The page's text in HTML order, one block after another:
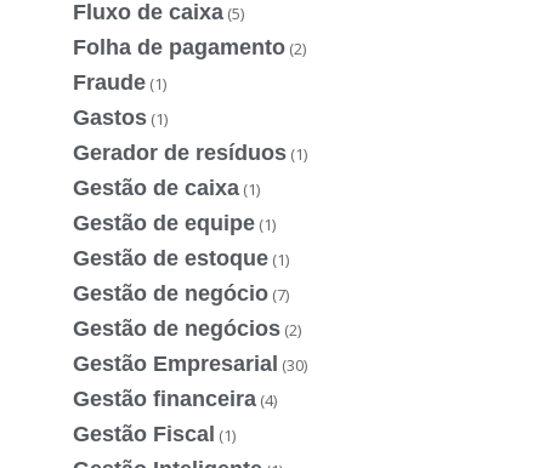
Fluxo de caixa (5)
Folha de pagamento (2)
Fraude (1)
Gastos (1)
Gerador de resíduos (1)
Gestão de caixa (1)
Gestão de equipe (1)
Gestão de estoque (1)
Gestão de negócio (7)
Gestão de negócios (2)
Gestão Empresarial (30)
Gestão financeira (4)
Gestão Fiscal (1)